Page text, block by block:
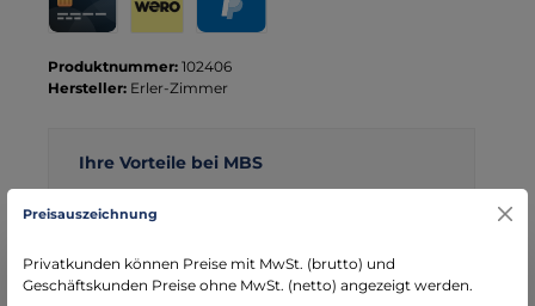
Produktnummer: 102406
Hersteller: Erler-Zimmer
Ihre Vorteile bei MBS
DE)
seit über 15 Jahren kompetenter Partner im
Bereich Notfallmedizin
Preisauszeichnung
Privatkunden können Preise mit MwSt. (brutto) und
Geschäftskunden Preise ohne MwSt. (netto) angezeigt werden.